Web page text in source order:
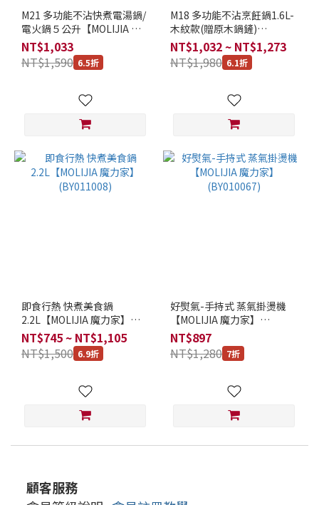
M21 多功能不沾快煮電湯鍋/
電火鍋５公升【MOLIJIA 魔
力家】(BY011021)
NT$1,033
NT$1,590 6.5折
M18 多功能不沾烹飪鍋1.6L-
木紋款(贈原木鍋鏟)
【MOLIJIA 魔力家】
NT$1,032 ~ NT$1,273
NT$1,980 6.1折
即食行熱 快煮美食鍋
2.2L【MOLIJIA 魔力家】
(BY011008)
NT$745 ~ NT$1,105
NT$1,500 6.9折
好熨氣-手持式 蒸氣掛燙機
【MOLIJIA 魔力家】
(BY010067)
NT$897
NT$1,280 7折
顧客服務